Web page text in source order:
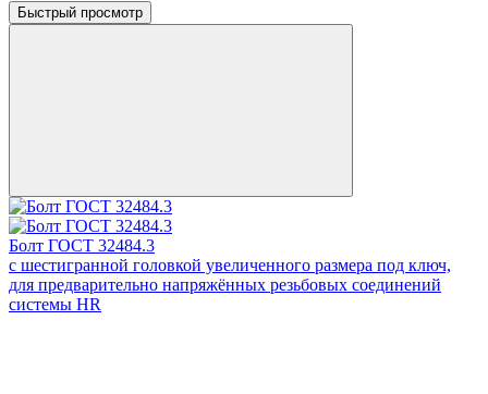
Быстрый просмотр
Болт ГОСТ 32484.3
с шестигранной головкой увеличенного размера под ключ,
для предварительно напряжённых резьбовых соединений
системы HR